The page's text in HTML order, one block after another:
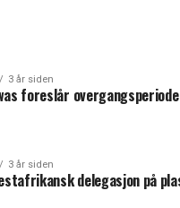
3 år siden
foreslår
3 år siden
delegasjon på